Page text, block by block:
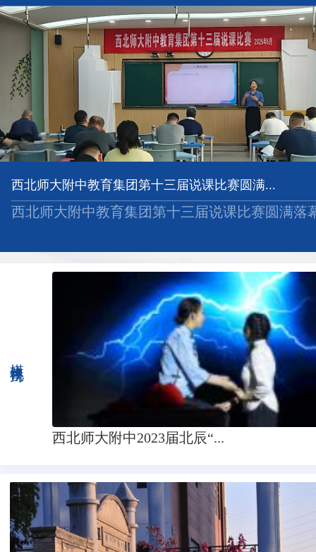
西北师大附中教育集团第十三届说课比赛圆满...
西北师大附中教育集团第十三届说课比赛圆满落
西北师大附中2023届北辰“...